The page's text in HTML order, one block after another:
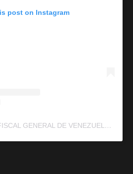
post on Instagram
A POST SHARED BY FISCAL GENERAL DE VENEZUELA 🇻🇪TAREK WILLIAM SAAB (@MPUBLICOVE)